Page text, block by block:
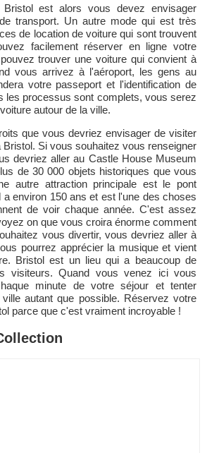
est alors vous devez envisager
transport. Un autre mode qui est très
de location de voiture qui sont trouvent
facilement réserver en ligne votre
trouver une voiture qui convient à
vous arrivez à l'aéroport, les gens au
votre passeport et l'identification de
les processus sont complets, vous serez
autour de la ville.
que vous devriez envisager de visiter
Bristol. Si vous souhaitez vous renseigner
devriez aller au Castle House Museum
de 30 000 objets historiques que vous
autre attraction principale est le pont
a environ 150 ans et est l'une des choses
de voir chaque année. C'est assez
on que vous croira énorme comment
vous divertir, vous devriez aller à
pourrez apprécier la musique et vient
Bristol est un lieu qui a beaucoup de
visiteurs. Quand vous venez ici vous
minute de votre séjour et tenter
autant que possible. Réservez votre
parce que c'est vraiment incroyable !